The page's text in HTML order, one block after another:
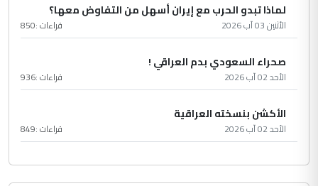
لماذا تبدو الحرب مع إيران أسهل من التفاوض معها؟
الأثنين 03 آب 2026 قراءات :850
صحراء السعودي بدم العراقي !
الأحد 02 آب 2026 قراءات :936
الأكشن بنسخته العراقية
الأحد 02 آب 2026 قراءات :849